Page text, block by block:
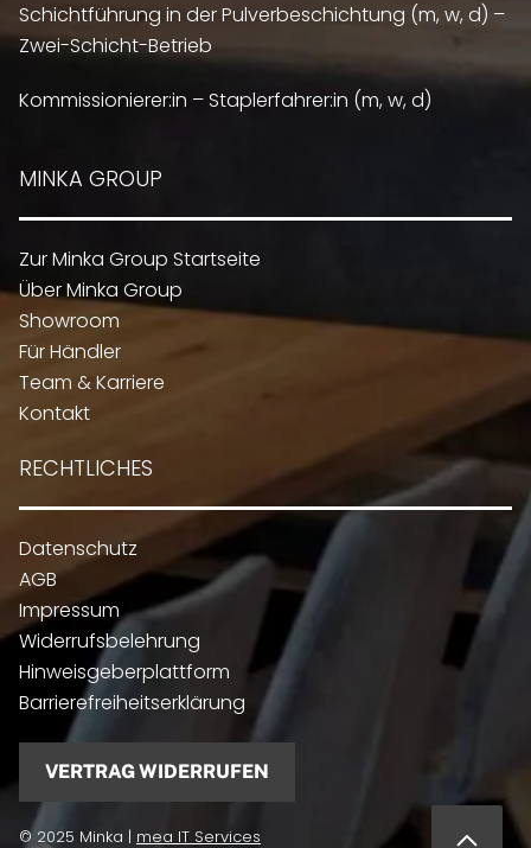
Schichtführung in der Pulverbeschichtung (m, w, d) –
Zwei-Schicht-Betrieb
Kommissionierer:in – Staplerfahrer:in (m, w, d)
MINKA GROUP
Zur Minka Group Startseite
Über Minka Group
Showroom
Für Händler
Team & Karriere
Kontakt
RECHTLICHES
Datenschutz
AGB
Impressum
Widerrufsbelehrung
Hinweisgeberplattform
Barrierefreiheitserklärung
VERTRAG WIDERRUFEN
© 2025 Minka | mea IT Services